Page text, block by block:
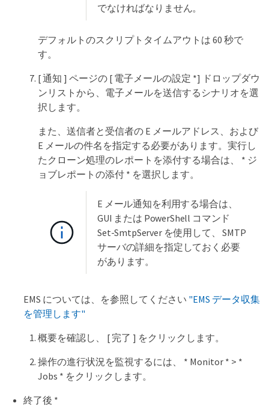
でなければなりません。
デフォルトのスクリプトタイムアウトは 60 秒で
す。
[ 通知 ] ページの [ 電子メールの設定 *] ドロップダウ
ンリストから、電子メールを送信するシナリオを選
択します。
また、送信者と受信者の E メールアドレス、および
E メールの件名を指定する必要があります。実行し
たクローン処理のレポートを添付する場合は、 * ジ
ョブレポートの添付 * を選択します。
E メール通知を利用する場合は、
GUI または PowerShell コマンド
Set-SmtpServer を使用して、 SMTP
サーバの詳細を指定しておく必要
があります。
EMS については、を参照してください "EMS データ収集
を管理します"
概要を確認し、 [ 完了 ] をクリックします。
操作の進行状況を監視するには、 * Monitor * > *
Jobs * をクリックします。
終了後 *